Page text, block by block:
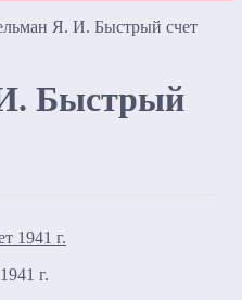
Я. И. Быстрый счет
Быстрый
г.